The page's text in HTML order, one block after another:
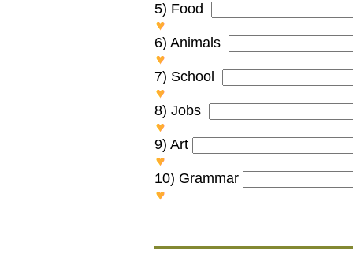
5) Food
6) Animals
7) School
8) Jobs
9) Art
10) Grammar